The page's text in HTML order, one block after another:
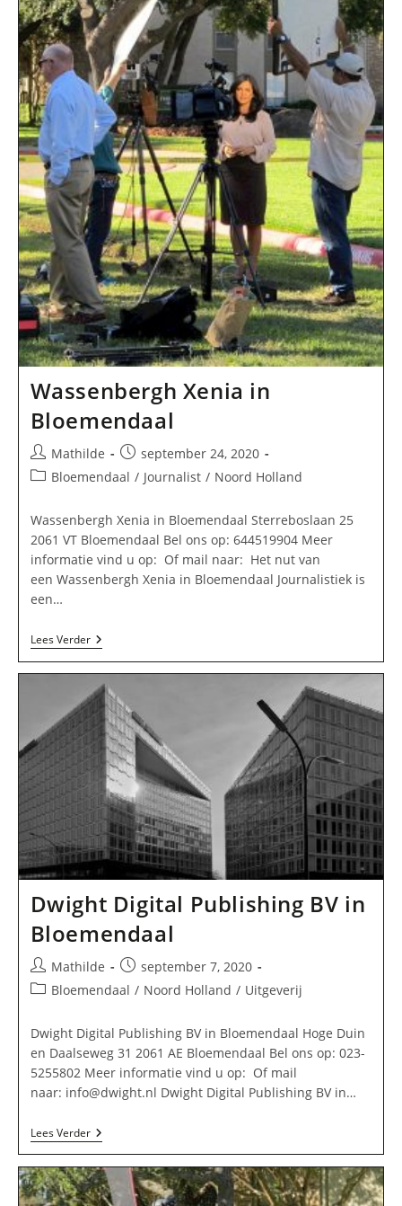
Wassenbergh Xenia in
Bloemendaal
Bericht
auteur:
Mathilde
Bericht
gepubliceerd
september 24, 2020
Berichtcategorie:
Bloemendaal / Journalist / Noord Holland
Wassenbergh Xenia in Bloemendaal Sterreboslaan 25
2061 VT Bloemendaal Bel ons op: 644519904 Meer
informatie vind u op: Of mail naar: Het nut van
een Wassenbergh Xenia in Bloemendaal Journalistiek is
een…
Lees VerderWassenbergh
Xenia
Bloemendaal
Dwight Digital Publishing BV in
Bloemendaal
Bericht
auteur:
Mathilde
Bericht
gepubliceerd
september 7, 2020
Berichtcategorie:
Bloemendaal / Noord Holland / Uitgeverij
Dwight Digital Publishing BV in Bloemendaal Hoge Duin
en Daalseweg 31 2061 AE Bloemendaal Bel ons op: 023-
5255802 Meer informatie vind u op: Of mail
naar: info@dwight.nl Dwight Digital Publishing BV in…
Lees VerderDwight
Digital
BV
In